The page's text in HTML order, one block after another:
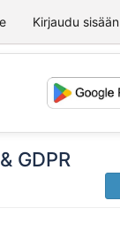
Kirjaudu sisään
GDPR